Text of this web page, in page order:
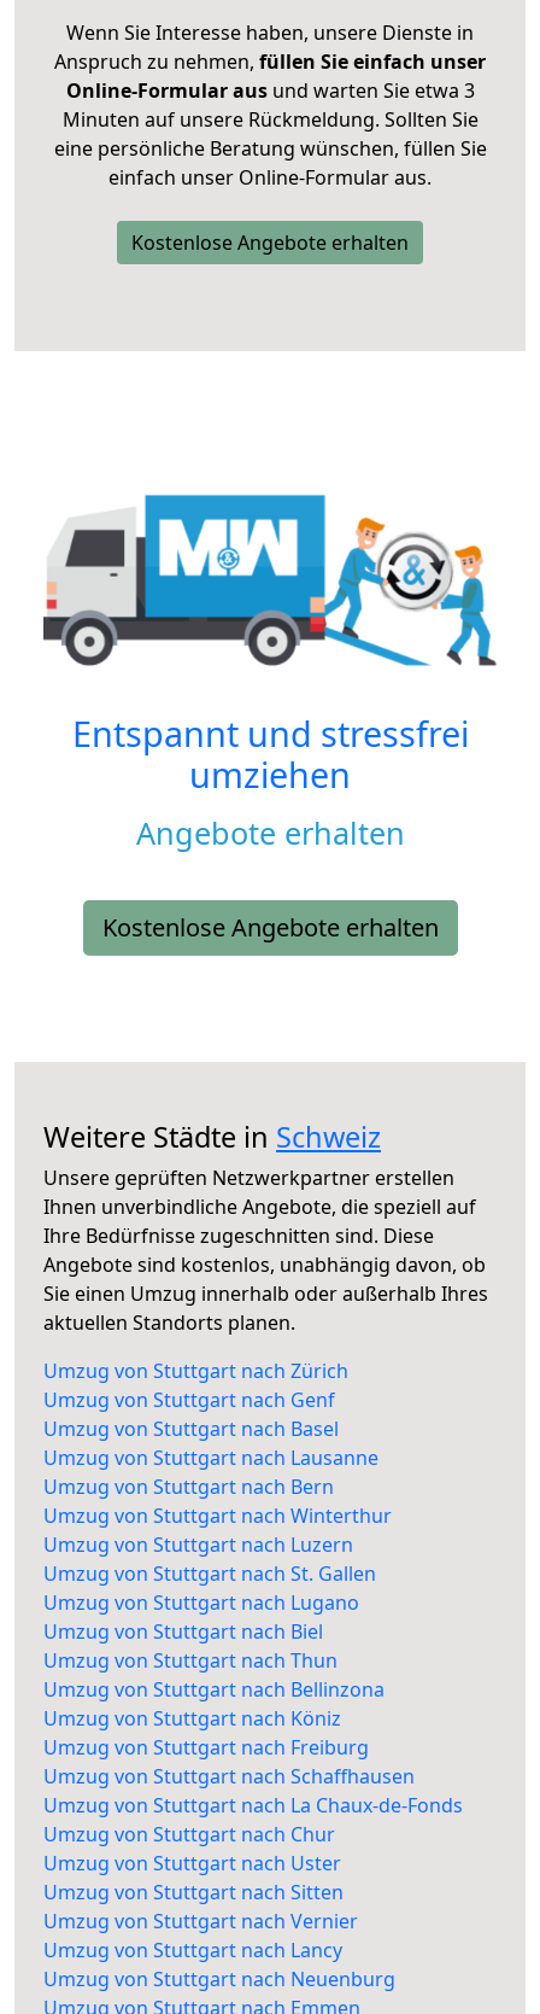
Wenn Sie Interesse haben, unsere Dienste in
Anspruch zu nehmen, füllen Sie einfach unser
Online-Formular ausund warten Sie etwa 3
Minuten auf unsere Rückmeldung. Sollten Sie
eine persönliche Beratung wünschen, füllen Sie
einfach unser Online-Formular aus.
Kostenlose Angebote erhalten
Entspannt und stressfrei
umziehen
Angebote erhalten
Kostenlose Angebote erhalten
Weitere Städte in Schweiz
Unsere geprüften Netzwerkpartner erstellen
Ihnen unverbindliche Angebote, die speziell auf
Ihre Bedürfnisse zugeschnitten sind. Diese
Angebote sind kostenlos, unabhängig davon, ob
Sie einen Umzug innerhalb oder außerhalb Ihres
aktuellen Standorts planen.
Umzug von Stuttgart nach Zürich
Umzug von Stuttgart nach Genf
Umzug von Stuttgart nach Basel
Umzug von Stuttgart nach Lausanne
Umzug von Stuttgart nach Bern
Umzug von Stuttgart nach Winterthur
Umzug von Stuttgart nach Luzern
Umzug von Stuttgart nach St. Gallen
Umzug von Stuttgart nach Lugano
Umzug von Stuttgart nach Biel
Umzug von Stuttgart nach Thun
Umzug von Stuttgart nach Bellinzona
Umzug von Stuttgart nach Köniz
Umzug von Stuttgart nach Freiburg
Umzug von Stuttgart nach Schaffhausen
Umzug von Stuttgart nach La Chaux-de-Fonds
Umzug von Stuttgart nach Chur
Umzug von Stuttgart nach Uster
Umzug von Stuttgart nach Sitten
Umzug von Stuttgart nach Vernier
Umzug von Stuttgart nach Lancy
Umzug von Stuttgart nach Neuenburg
Umzug von Stuttgart nach Emmen